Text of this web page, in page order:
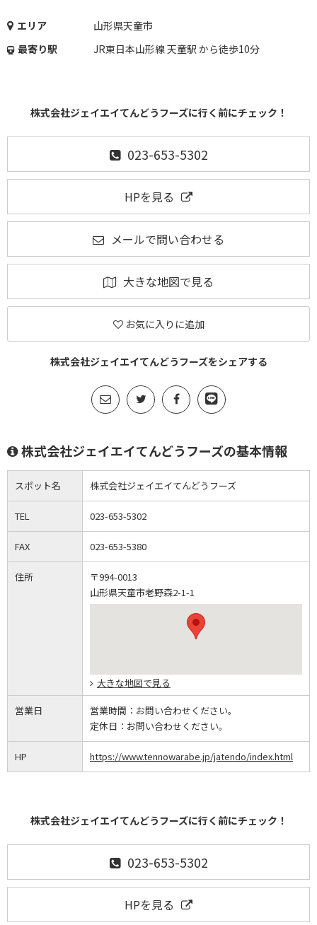
エリア
山形県天童市
最寄り駅
JR東日本山形線 天童駅 から徒歩10分
株式会社ジェイエイてんどうフーズに行く前にチェック！
023-653-5302
HPを見る
メールで問い合わせる
大きな地図で見る
お気に入りに追加
株式会社ジェイエイてんどうフーズをシェアする
株式会社ジェイエイてんどうフーズの基本情報
スポット名 株式会社ジェイエイてんどうフーズ
TEL 023-653-5302
FAX 023-653-5380
住所
〒994-0013
山形県天童市老野森2-1-1
大きな地図で見る
営業日 営業時間： お問い合わせください。
定休日： お問い合わせください。
HP https://www.tennowarabe.jp/jatendo/index.html
株式会社ジェイエイてんどうフーズに行く前にチェック！
023-653-5302
HPを見る